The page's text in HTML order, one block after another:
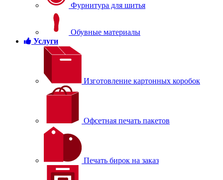
Фурнитура для шитья
Обувные материалы
Услуги
Изготовление картонных коробок
Офсетная печать пакетов
Печать бирок на заказ